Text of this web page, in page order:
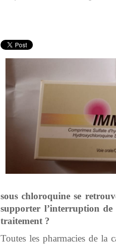
sous chloroquine se
supporter l’interruption
traitement ?
Toutes les pharmacies de la